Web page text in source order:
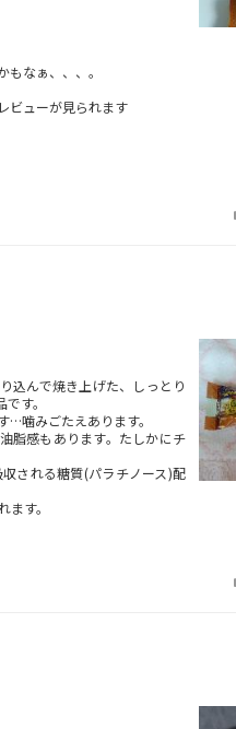
なぁ、、、。
ビューが見られます
込んで焼き上げた、しっとり
す。
…噛みごたえあります。
脂感もあります。たしかにチ
される糖質(パラチノース)配
す。